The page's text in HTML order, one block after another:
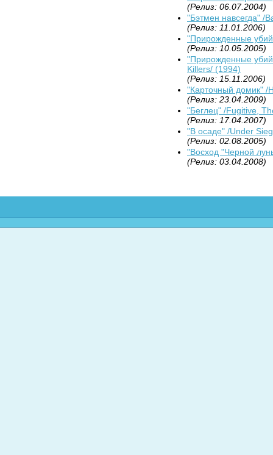
(Релиз: 06.07.2004)
"Бэтмен навсегда" /
(Релиз: 11.01.2006)
"Прирожденные
(Релиз: 10.05.2005)
"Прирожденные
Killers/ (1994)
(Релиз: 15.11.2006)
"Карточный домик" /
(Релиз: 23.04.2009)
"Беглец" /Fugitive,
(Релиз: 17.04.2007)
"В осаде" /Under
(Релиз: 02.08.2005)
"Восход "Черной
(Релиз: 03.04.2008)